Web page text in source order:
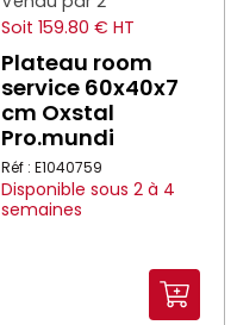
Soit 159.80 € HT
Plateau room
service 60x40x7
cm Oxstal
Pro.mundi
Réf : E1040759
Disponible sous 2 à 4
semaines